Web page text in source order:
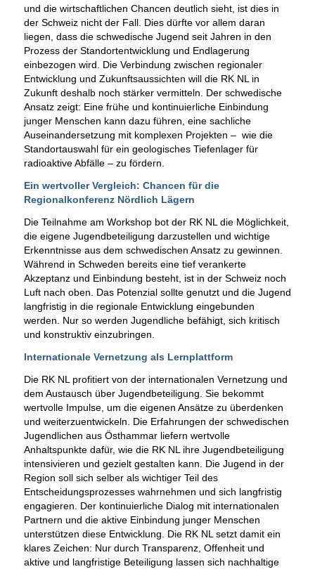
und die wirtschaftlichen Chancen deutlich sieht, ist dies in
der Schweiz nicht der Fall. Dies dürfte vor allem daran
liegen, dass die schwedische Jugend seit Jahren in den
Prozess der Standortentwicklung und Endlagerung
einbezogen wird. Die Verbindung zwischen regionaler
Entwicklung und Zukunftsaussichten will die RK NL in
Zukunft deshalb noch stärker vermitteln. Der schwedische
Ansatz zeigt: Eine frühe und kontinuierliche Einbindung
junger Menschen kann dazu führen, eine sachliche
Auseinandersetzung mit komplexen Projekten – wie die
Standortauswahl für ein geologisches Tiefenlager für
radioaktive Abfälle – zu fördern.
Ein wertvoller Vergleich: Chancen für die
Regionalkonferenz Nördlich Lägern
Die Teilnahme am Workshop bot der RK NL die Möglichkeit,
die eigene Jugendbeteiligung darzustellen und wichtige
Erkenntnisse aus dem schwedischen Ansatz zu gewinnen.
Während in Schweden bereits eine tief verankerte
Akzeptanz und Einbindung besteht, ist in der Schweiz noch
Luft nach oben. Das Potenzial sollte genutzt und die Jugend
langfristig in die regionale Entwicklung eingebunden
werden. Nur so werden Jugendliche befähigt, sich kritisch
und konstruktiv einzubringen.
Internationale Vernetzung als Lernplattform
Die RK NL profitiert von der internationalen Vernetzung und
dem Austausch über Jugendbeteiligung. Sie bekommt
wertvolle Impulse, um die eigenen Ansätze zu überdenken
und weiterzuentwickeln. Die Erfahrungen der schwedischen
Jugendlichen aus Östhammar liefern wertvolle
Anhaltspunkte dafür, wie die RK NL ihre Jugendbeteiligung
intensivieren und gezielt gestalten kann. Die Jugend in der
Region soll sich selber als wichtiger Teil des
Entscheidungsprozesses wahrnehmen und sich langfristig
engagieren. Der kontinuierliche Dialog mit internationalen
Partnern und die aktive Einbindung junger Menschen
unterstützen diese Entwicklung. Die RK NL setzt damit ein
klares Zeichen: Nur durch Transparenz, Offenheit und
aktive und langfristige Beteiligung lassen sich nachhaltige